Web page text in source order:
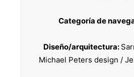
Categoría de
Diseño/arquitectura:
Michael Peters design /